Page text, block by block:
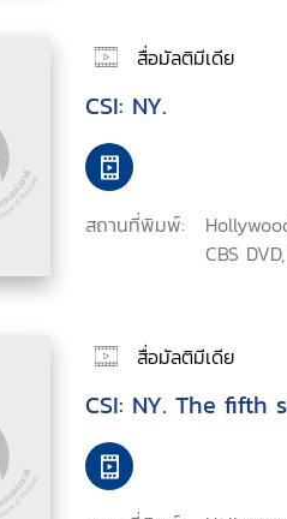
สื่อมัลติมีเดีย
CSI: NY.
สถานที่พิมพ์:
CBS
สื่อมัลติมีเดีย
CSI: NY. The fifth